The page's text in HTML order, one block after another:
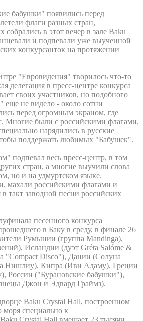
бабушки" появились перед
флаги разных стран,
собрались в этот вечер в зале Baku
и подпевали уже выученной
конкурсанток на протяжении
"Евровидения" творилось что-то
делегация в пресс-центре конкурса
своих участников, но подобного
еще не видело - около сотни
перед огромным экраном, где
Многие были с российскими флагами,
нарядились в русские
поддержать любимых "Бабушек".
подпевал весь пресс-центр, в том
стран, а многие выучили слова
но и на удмуртском языке.
махали российскими флагами и
такт заводной песни российских
песенного конкурса
в Баку в среду, в финале 26
Румынии (группа Mandinga),
Исландии (дуэт Gréta Salóme &
"Compact Disco"), Дании (Солуна
Нишлиу), Кипра (Иви Адаму), Греции
России ("Бурановские бабушки"),
Джон и Эдвард Граймз).
Baku Crystal Hall, построенном
моря специально к